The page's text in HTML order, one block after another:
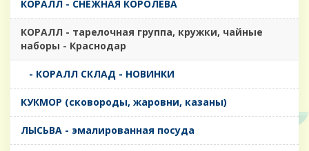
КОРАЛЛ - СНЕЖНАЯ КОРОЛЕВА
КОРАЛЛ - тарелочная группа, кружки, чайные
наборы - Краснодар
- КОРАЛЛ СКЛАД - НОВИНКИ
КУКМОР (сковороды, жаровни, казаны)
ЛЫСЬВА - эмалированная посуда